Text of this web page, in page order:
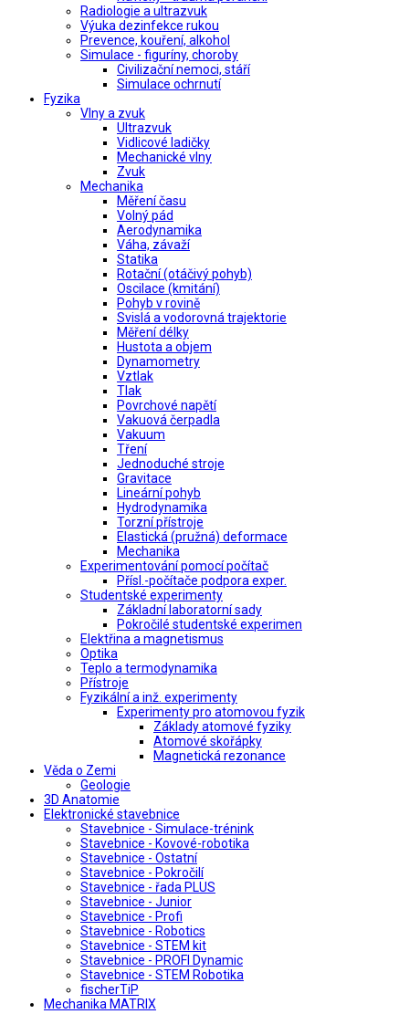
Radiologie a ultrazvuk
Výuka dezinfekce rukou
Prevence, kouření, alkohol
Simulace - figuríny, choroby
Civilizační nemoci, stáří
Simulace ochrnutí
Fyzika
Vlny a zvuk
Ultrazvuk
Vidlicové ladičky
Mechanické vlny
Zvuk
Mechanika
Měření času
Volný pád
Aerodynamika
Váha, závaží
Statika
Rotační (otáčivý pohyb)
Oscilace (kmitání)
Pohyb v rovině
Svislá a vodorovná trajektorie
Měření délky
Hustota a objem
Dynamometry
Vztlak
Tlak
Povrchové napětí
Vakuová čerpadla
Vakuum
Tření
Jednoduché stroje
Gravitace
Lineární pohyb
Hydrodynamika
Torzní přístroje
Elastická (pružná) deformace
Mechanika
Experimentování pomocí počítač
Přísl.-počítače podpora exper.
Studentské experimenty
Základní laboratorní sady
Pokročilé studentské experimen
Elektřina a magnetismus
Optika
Teplo a termodynamika
Přístroje
Fyzikální a inž. experimenty
Experimenty pro atomovou fyzik
Základy atomové fyziky
Atomové skořápky
Magnetická rezonance
Věda o Zemi
Geologie
3D Anatomie
Elektronické stavebnice
Stavebnice - Simulace-trénink
Stavebnice - Kovové-robotika
Stavebnice - Ostatní
Stavebnice - Pokročilí
Stavebnice - řada PLUS
Stavebnice - Junior
Stavebnice - Profi
Stavebnice - Robotics
Stavebnice - STEM kit
Stavebnice - PROFI Dynamic
Stavebnice - STEM Robotika
fischerTiP
Mechanika MATRIX